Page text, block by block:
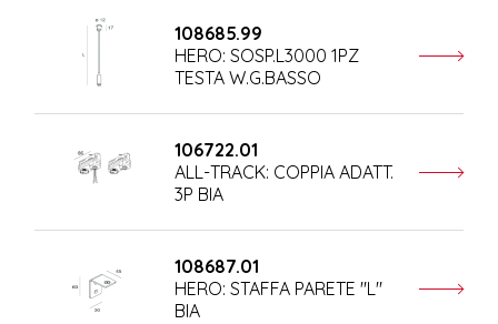
108685.99
HERO: SOSP.L3000 1PZ
TESTA W.G.BASSO
106722.01
ALL-TRACK: COPPIA ADATT.
3P BIA
108687.01
HERO: STAFFA PARETE "L"
BIA